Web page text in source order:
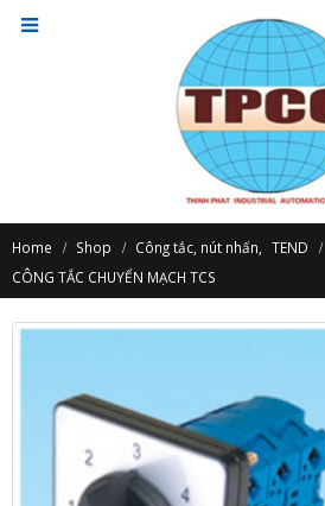
Home Shop Công tắc, nút nhấn
TEND
CÔNG TẮC CHUYỂN MẠCH TCS